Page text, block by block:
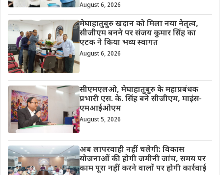
August 6, 2026
मेघाहातुबुरु खदान को मिला नया नेतृत्व,
सीजीएम बनने पर संजय कुमार सिंह का
एटक ने किया भव्य स्वागत
August 6, 2026
सीएमएलओ, मेघाहातुबुरु के महाप्रबंधक
प्रभारी एस. के. सिंह बने सीजीएम, माइंस-
एमआईओएम
August 5, 2026
अब लापरवाही नहीं चलेगी: विकास
योजनाओं की होगी जमीनी जांच, समय पर
काम पूरा नहीं करने वालों पर होगी कार्रवाई